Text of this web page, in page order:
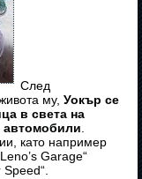
След
му,Уокър се
в света на
автомобили.
като например
Garage“
Speed“.